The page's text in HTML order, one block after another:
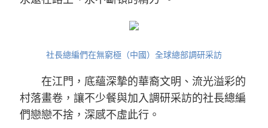
社長總編們在無窮極（中國）全球總部調研采訪
在江門，底蘊深摯的華裔文明、流光溢彩的
村落畫卷，讓不少餐與加入調研采訪的社長總編
們戀戀不捨，深感不虛此行。